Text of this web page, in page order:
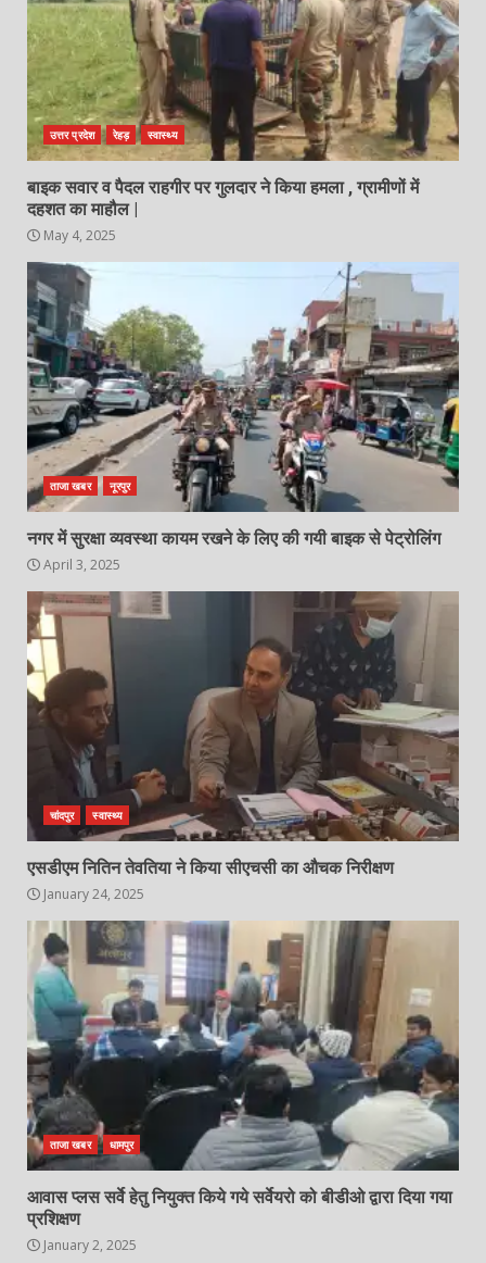
उत्तर प्रदेश रेहड़ स्वास्थ्य
बाइक सवार व पैदल राहगीर पर गुलदार ने किया हमला , ग्रामीणों में
दहशत का माहौल |
May 4, 2025
ताजा खबर नूरपुर
नगर में सुरक्षा व्यवस्था कायम रखने के लिए की गयी बाइक से पेट्रोलिंग
April 3, 2025
चांदपुर स्वास्थ्य
एसडीएम नितिन तेवतिया ने किया सीएचसी का औचक निरीक्षण
January 24, 2025
ताजा खबर धामपुर
आवास प्लस सर्वे हेतु नियुक्त किये गये सर्वेयरो को बीडीओ द्वारा दिया गया
प्रशिक्षण
January 2, 2025